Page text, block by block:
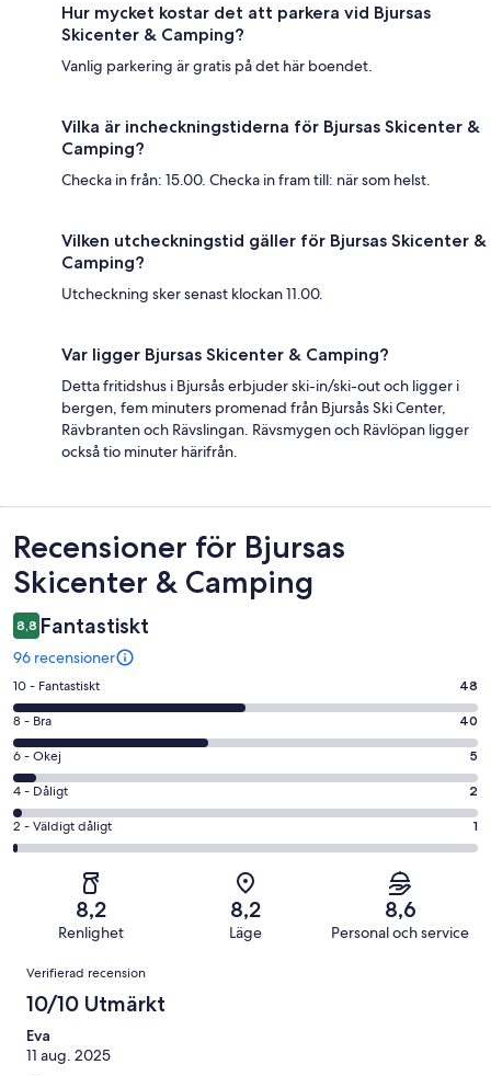
Hur mycket kostar det att parkera vid Bjursas
Skicenter & Camping?
Vanlig parkering är gratis på det här boendet.
Vilka är incheckningstiderna för Bjursas Skicenter &
Camping?
Checka in från: 15.00. Checka in fram till: när som helst.
Vilken utcheckningstid gäller för Bjursas Skicenter &
Camping?
Utcheckning sker senast klockan 11.00.
Var ligger Bjursas Skicenter & Camping?
Detta fritidshus i Bjursås erbjuder ski-in/ski-out och ligger i
bergen, fem minuters promenad från Bjursås Ski Center,
Rävbranten och Rävslingan. Rävsmygen och Rävlöpan ligger
också tio minuter härifrån.
Recensioner
Recensioner för Bjursas
Skicenter & Camping
8,8 Fantastiskt
96 recensioner
10
-
Fantastiskt
i
betyg.
48
av
96
recensioner
10 - Fantastiskt 48
8
-
Bra
i
betyg.
40
recensioner
8 - Bra 40
6
-
Okej
i
betyg.
recensioner
6 - Okej 5
4
-
Dåligt
recensioner
4 - Dåligt 2
2
-
betyg.
96
recensioner
2 - Väldigt dåligt 1
8,2
Renlighet
8,2
Läge
8,6
Personal och service
Recensioner
Verifierad recension
10/10 Utmärkt
Eva
11 aug. 2025